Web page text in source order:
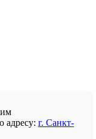
адресу: г. Санкт-